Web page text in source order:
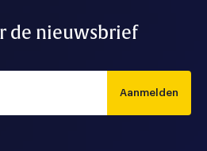
de nieuwsbrief
Aanmelden